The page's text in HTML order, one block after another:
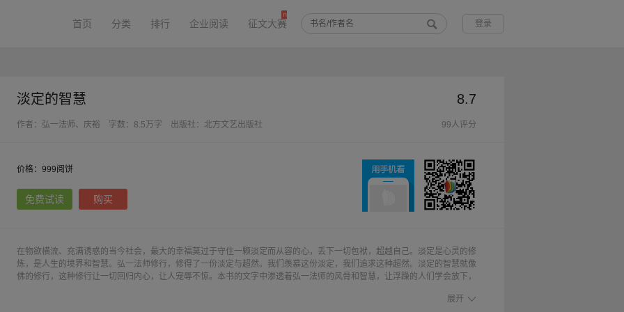
首页 分类 排行 企业阅读 征文大赛 登录
淡定的智慧 8.7
作者：弘一法师、庆裕 字数：8.5万字 出版社：北方文艺出版社 99人评分
价格：999阅饼
免费试读 购买
在物欲横流、充满诱惑的当今社会，最大的幸福莫过于守住一颗淡定而从容的心，丢下一切包袱，超越自己。淡定是心灵的修
炼，是人生的境界和智慧。弘一法师修行，修得了一份淡定与超然。我们羡慕这份淡定，我们追求这种超然。淡定的智慧就像
佛的修行，这种修行让一切回归内心，让人宠辱不惊。本书的文字中渗透着弘一法师的风骨和智慧，让浮躁的人们学会放下，
展开